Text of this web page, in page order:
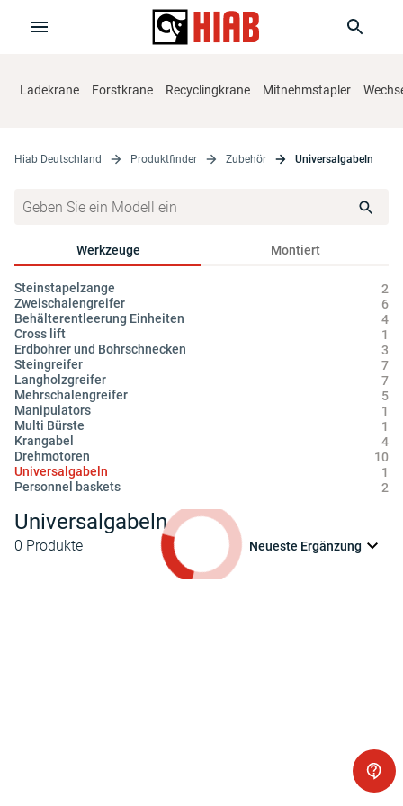
Ladekrane Forstkrane Recyclingkrane Mitnehmstapler
Hiab Deutschland Produktfinder Zubehör Universalgabeln
Werkzeuge Montiert
Steinstapelzange
2
Zweischalengreifer
6
Behälterentleerung Einheiten
4
Cross lift
1
Erdbohrer und Bohrschnecken
3
Steingreifer
7
Langholzgreifer
7
Mehrschalengreifer
5
Manipulators
1
Multi Bürste
1
Krangabel
4
Drehmotoren
10
Universalgabeln
1
Personnel baskets
2
Universalgabeln
0 Produkte Neueste Ergänzung